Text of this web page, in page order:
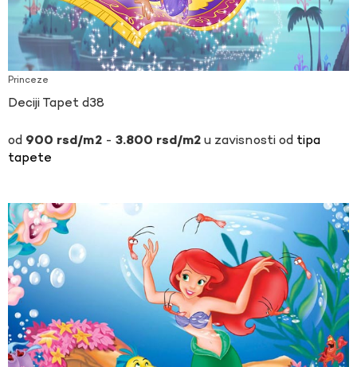
Princeze
Deciji Tapet d38
900 rsd - 3.800 rsd u zavisnosti od tipa
tapete